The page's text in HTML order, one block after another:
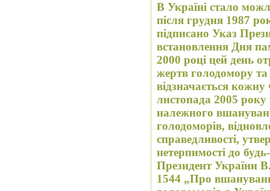
В Україні стало
після грудня 1987
підписано Указ
встановлення Дня
2000 році цей день
жертв голодомору та
відзначається кожну
листопада 2005 року
належного
голодоморів,
справедливості,
нетерпимості до
Президент України
1544 „Про